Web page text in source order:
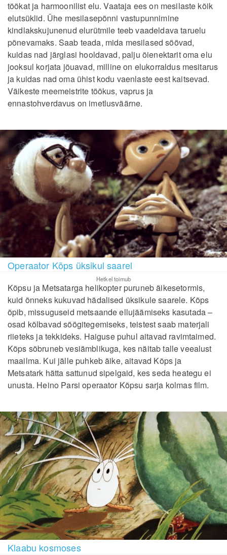
töökat ja harmoonilist elu. Vaataja ees on mesilaste kõik
elutsüklid. Ühe mesilasepõnni vastupunnimine
kindlakskujunenud elurütmile teeb vaadeldava taruelu
põnevamaks. Saab teada, mida mesilased söövad,
kuidas nad järglasi hooldavad, palju õienektarit oma elu
jooksul korjata jõuavad, milline on elukorraldus mesitarus
ja kuidas nad oma ühist kodu vaenlaste eest kaitsevad.
Väikeste meemeistrite töökus, vaprus ja
ennastohverdavus on imetlusväärne.
Operaator Kõps üksikul saarel
Hetkel toimub
Kõpsu ja Metsatarga helikopter puruneb äikesetormis,
kuid õnneks kukuvad hädalised üksikule saarele. Kõps
õpib, missuguseid metsaande ellujäämiseks kasutada –
osad kõlbavad söögitegemiseks, teistest saab materjali
riieteks ja tekkideks. Haiguse puhul aitavad ravimtaimed.
Kõps sõbruneb vesiämblikuga, kes näitab talle veealust
maailma. Kui jälle puhkeb äike, aitavad Kõps ja
Metsatark hätta sattunud sipelgaid, kes seda heategu ei
unusta. Heino Parsi operaator Kõpsu sarja kolmas film.
Klaabu kosmoses